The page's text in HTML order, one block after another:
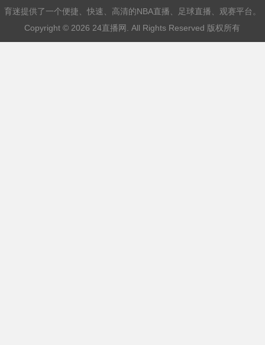
育迷提供了一个便捷、快速、高清的NBA直播、足球直播、观赛平台。
Copyright © 2026 24直播网 . All Rights Reserved 版权所有